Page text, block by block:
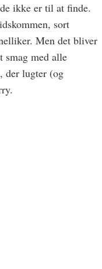
ikke er til at finde.
sort
Men det bliver
smag med alle
der lugter (og